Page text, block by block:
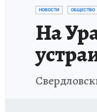
НОВОСТИ ОБЩЕСТВО
На